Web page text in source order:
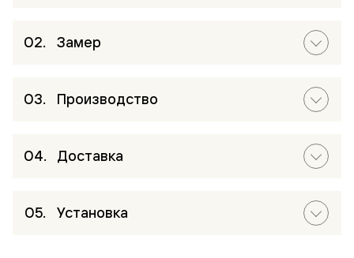
Замер
Производство
Доставка
Установка